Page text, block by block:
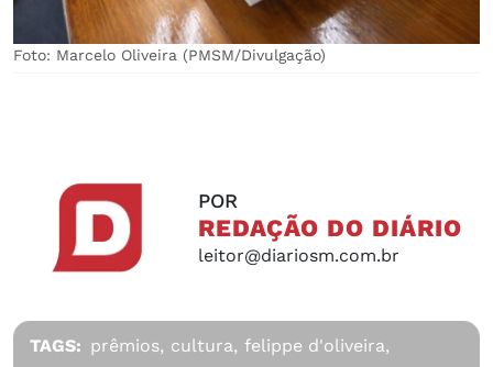
Foto: Marcelo Oliveira (PMSM/Divulgação)
POR
REDAÇÃO DO DIÁRIO
leitor@diariosm.com.br
TAGS: prêmios, cultura, felippe d'oliveira,